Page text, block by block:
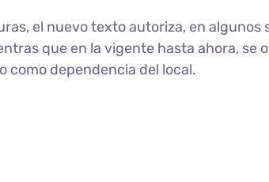
el nuevo texto autoriza, en
que en la vigente hasta ahora, se
como dependencia del local.